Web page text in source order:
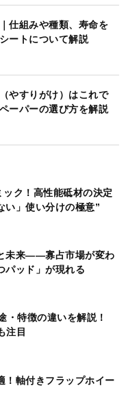
仕組みや種類、寿命を
ートについて解説
やすりがけ）はこれで
ーパーの選び方を解説
ク！高性能砥材の決定
い」使い分けの極意”
未来――寡占市場が変わ
パッド」が現れる
・特徴の違いを解説！
注目
！軸付きフラップホイー